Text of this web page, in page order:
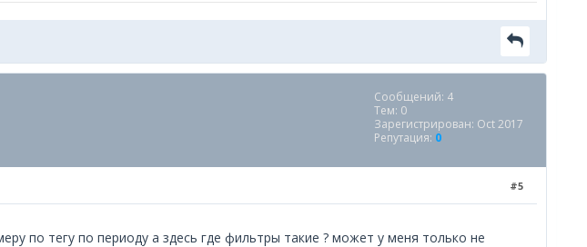
Сообщений: 4
Тем: 0
Зарегистрирован: Oct 2017
Репутация: 0
#5
по тегу по периоду а здесь где фильтры такие ? может у меня только не